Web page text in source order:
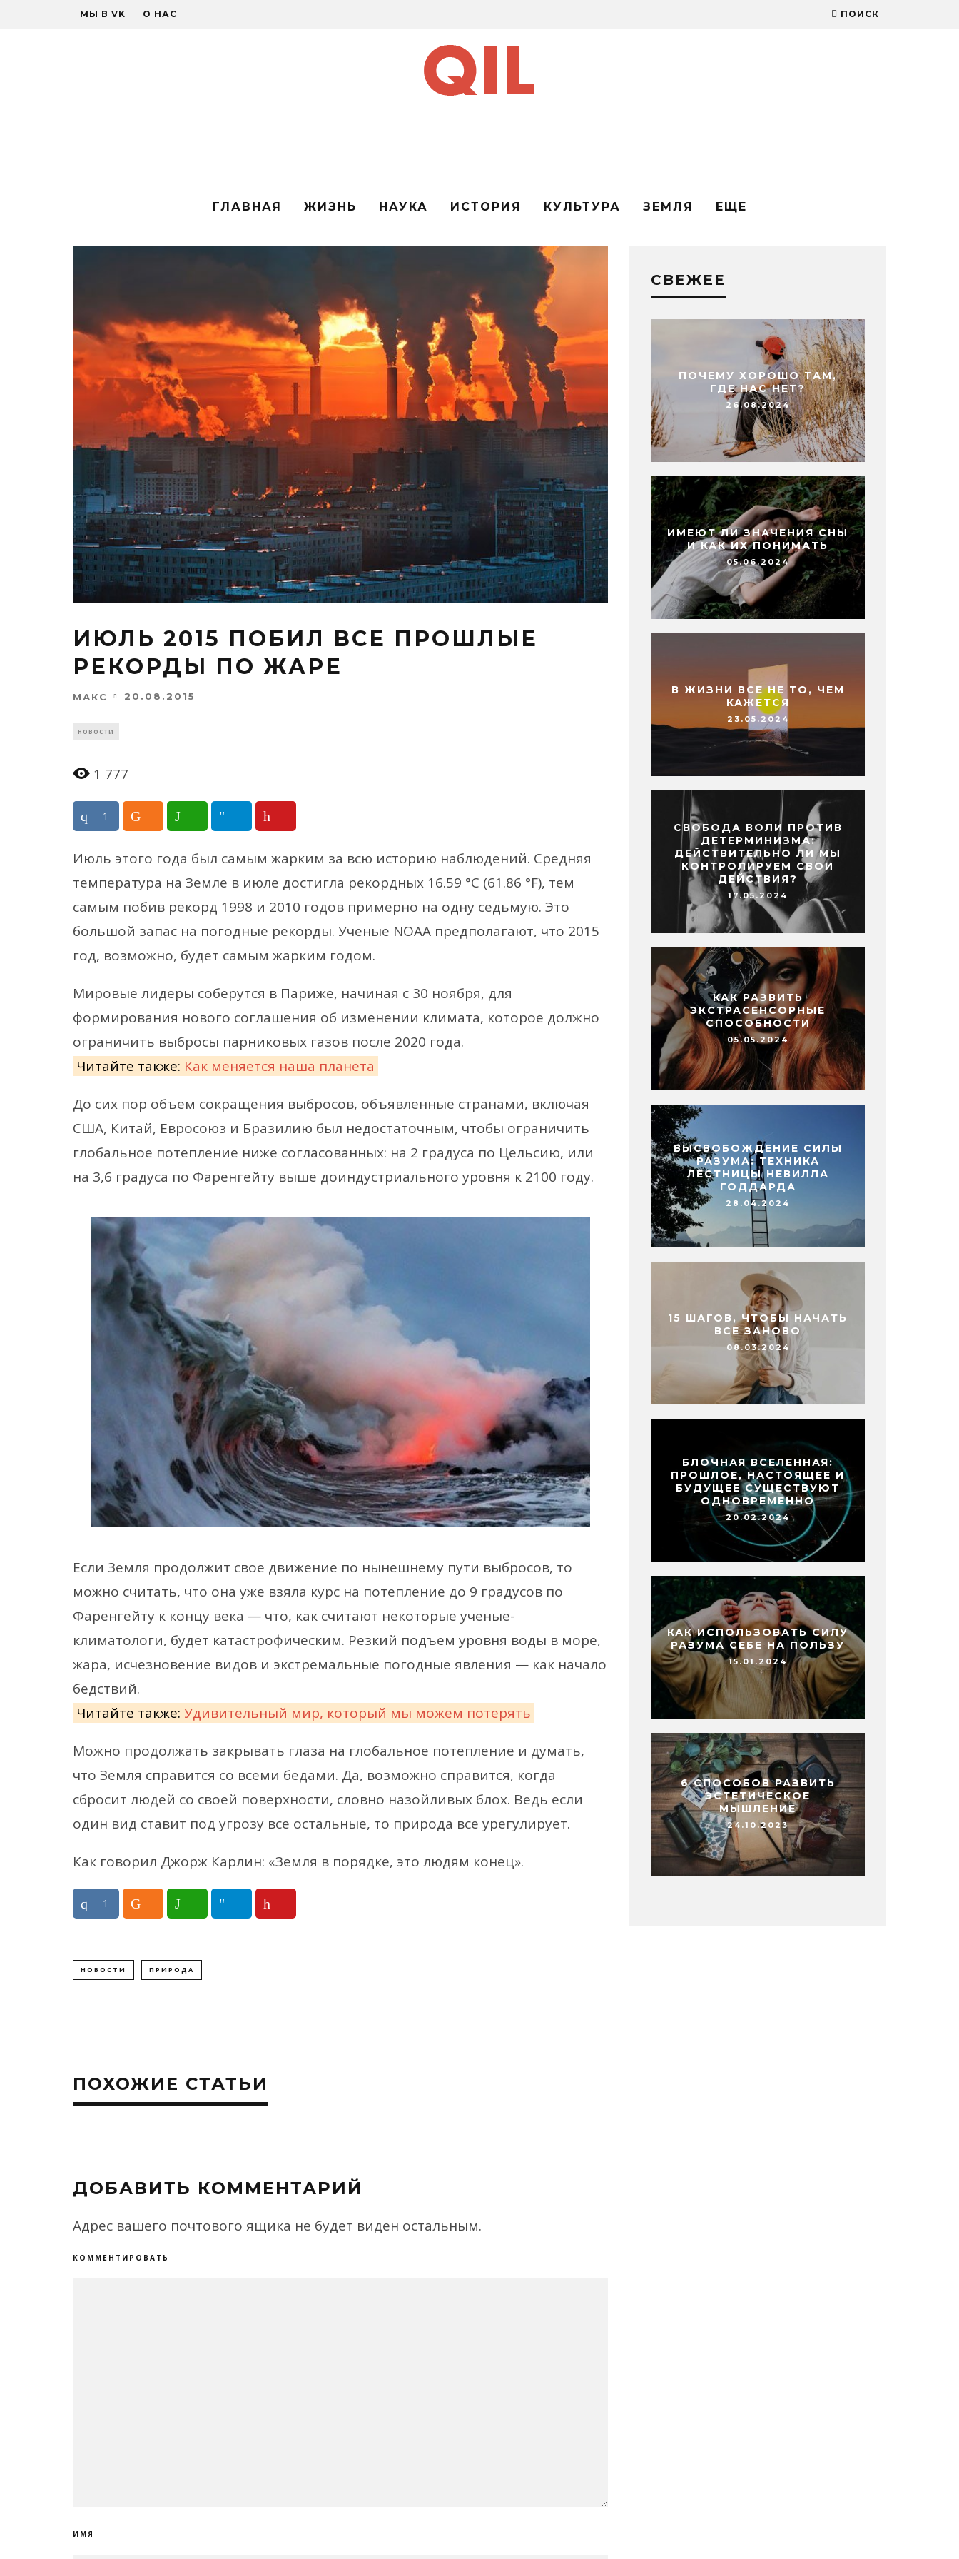
МЫ В VK О НАС ПОИСК
ГЛАВНАЯ ЖИЗНЬ НАУКА ИСТОРИЯ КУЛЬТУРА ЗЕМЛЯ ЕЩЕ
ИЮЛЬ 2015 ПОБИЛ ВСЕ ПРОШЛЫЕ
РЕКОРДЫ ПО ЖАРЕ
МАКС 20.08.2015
НОВОСТИ
1 777
1
Июль этого года был самым жарким за всю историю наблюдений. Средняя
температура на Земле в июле достигла рекордных 16.59 °C (61.86 °F), тем
самым побив рекорд 1998 и 2010 годов примерно на одну седьмую. Это
большой запас на погодные рекорды. Ученые NOAA предполагают, что 2015
год, возможно, будет самым жарким годом.
Мировые лидеры соберутся в Париже, начиная с 30 ноября, для
формирования нового соглашения об изменении климата, которое должно
ограничить выбросы парниковых газов после 2020 года.
Читайте также: Как меняется наша планета
До сих пор объем сокращения выбросов, объявленные странами, включая
США, Китай, Евросоюз и Бразилию был недостаточным, чтобы ограничить
глобальное потепление ниже согласованных: на 2 градуса по Цельсию, или
на 3,6 градуса по Фаренгейту выше доиндустриального уровня к 2100 году.
Если Земля продолжит свое движение по нынешнему пути выбросов, то
можно считать, что она уже взяла курс на потепление до 9 градусов по
Фаренгейту к концу века — что, как считают некоторые ученые-
климатологи, будет катастрофическим. Резкий подъем уровня воды в море,
жара, исчезновение видов и экстремальные погодные явления — как начало
бедствий.
Читайте также: Удивительный мир, который мы можем потерять
Можно продолжать закрывать глаза на глобальное потепление и думать,
что Земля справится со всеми бедами. Да, возможно справится, когда
сбросит людей со своей поверхности, словно назойливых блох. Ведь если
один вид ставит под угрозу все остальные, то природа все урегулирует.
Как говорил Джорж Карлин: «Земля в порядке, это людям конец».
1
НОВОСТИ ПРИРОДА
ПОХОЖИЕ СТАТЬИ
ДОБАВИТЬ КОММЕНТАРИЙ
Адрес вашего почтового ящика не будет виден остальным.
КОММЕНТИРОВАТЬ
ИМЯ
СВЕЖЕЕ
ПОЧЕМУ ХОРОШО ТАМ,
ГДЕ НАС НЕТ?
26.08.2024
ИМЕЮТ ЛИ ЗНАЧЕНИЯ СНЫ
И КАК ИХ ПОНИМАТЬ
05.06.2024
В ЖИЗНИ ВСЕ НЕ ТО, ЧЕМ
КАЖЕТСЯ
23.05.2024
СВОБОДА ВОЛИ ПРОТИВ
ДЕТЕРМИНИЗМА:
ДЕЙСТВИТЕЛЬНО ЛИ МЫ
КОНТРОЛИРУЕМ СВОИ
ДЕЙСТВИЯ?
17.05.2024
КАК РАЗВИТЬ
ЭКСТРАСЕНСОРНЫЕ
СПОСОБНОСТИ
05.05.2024
ВЫСВОБОЖДЕНИЕ СИЛЫ
РАЗУМА: ТЕХНИКА
ЛЕСТНИЦЫ НЕВИЛЛА
ГОДДАРДА
28.04.2024
15 ШАГОВ, ЧТОБЫ НАЧАТЬ
ВСЕ ЗАНОВО
08.03.2024
БЛОЧНАЯ ВСЕЛЕННАЯ:
ПРОШЛОЕ, НАСТОЯЩЕЕ И
БУДУЩЕЕ СУЩЕСТВУЮТ
ОДНОВРЕМЕННО
20.02.2024
КАК ИСПОЛЬЗОВАТЬ СИЛУ
РАЗУМА СЕБЕ НА ПОЛЬЗУ
15.01.2024
6 СПОСОБОВ РАЗВИТЬ
ЭСТЕТИЧЕСКОЕ
МЫШЛЕНИЕ
24.10.2023